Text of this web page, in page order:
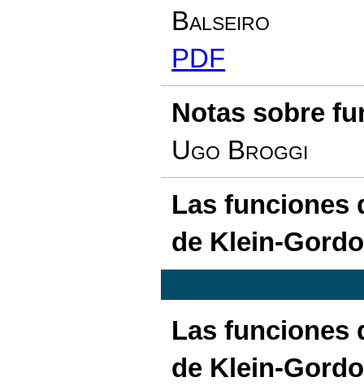
Balseiro
PDF
Notas sobre
Ugo Broggi
Las funciones
de Klein-
Las funciones
de Klein-